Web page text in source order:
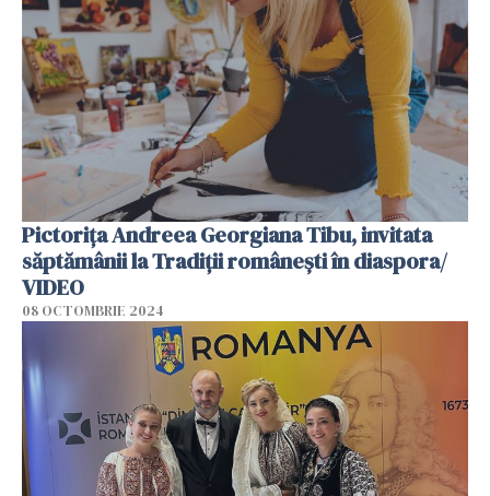
Pictorița Andreea Georgiana Tibu, invitata
săptămânii la Tradiții românești în diaspora/
VIDEO
08 OCTOMBRIE 2024